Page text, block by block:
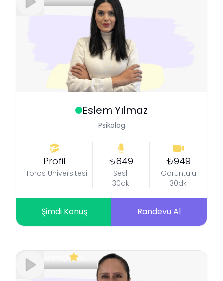
Eslem Yılmaz
Psikolog
Profil
Toros Üniversitesi
₺849
Sesli
30dk
₺949
Görüntülü
30dk
Şimdi Konuş Randevu Al